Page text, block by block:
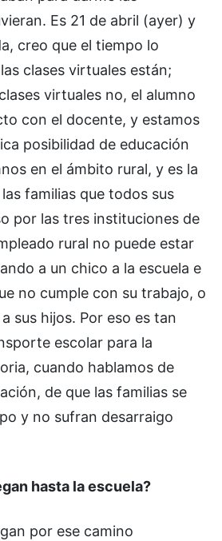
Es 21 de abril (ayer) y
creo que el tiempo lo
clases virtuales están;
virtuales no, el alumno
con el docente, y estamos
posibilidad de educación
en el ámbito rural, y es la
familias que todos sus
por las tres instituciones de
rural no puede estar
a un chico a la escuela e
no cumple con su trabajo, o
sus hijos. Por eso es tan
escolar para la
cuando hablamos de
de que las familias se
y no sufran desarraigo
hasta la escuela?
por ese camino